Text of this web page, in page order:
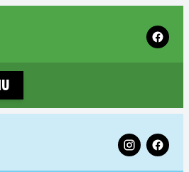
Follow
Follow XR